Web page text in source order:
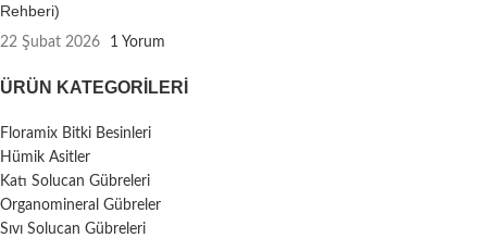
Rehberi)
22 Şubat 2026 1 Yorum
ÜRÜN KATEGORILERI
Floramix Bitki Besinleri
Hümik Asitler
Katı Solucan Gübreleri
Organomineral Gübreler
Sıvı Solucan Gübreleri